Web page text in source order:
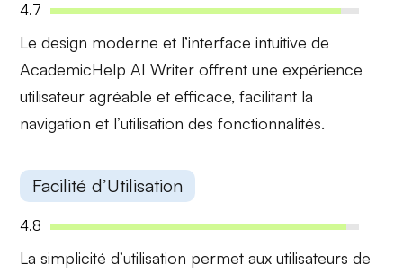
4.7
Ledesign moderne et l’interface intuitive de
AcademicHelp AI Writer offrent une expérience
utilisateur agréable et efficace, facilitant la
navigation et l’utilisation des fonctionnalités.
Facilité d’Utilisation
4.8
Lasimplicité d’utilisation permet aux utilisateurs de